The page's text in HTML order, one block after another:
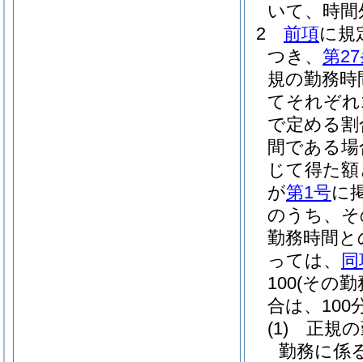
いて、時
2
前項に規
つき、 第
規の勤務
てそれぞ
で定める割
間である
じて得た
が第1号に
のうち、
勤務時間
っては、
100(その勤
合は、100
(1)
正規
勤務に係